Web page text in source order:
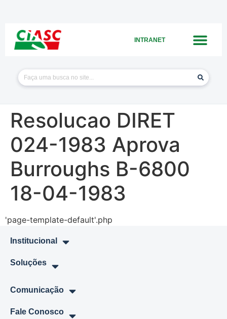
INTRANET
Resolucao DIRET
024-1983 Aprova
Burroughs B-6800
18-04-1983
'page-template-default'.php
Institucional
Soluções
Comunicação
Fale Conosco